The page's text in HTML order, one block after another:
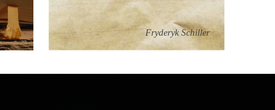
Fryderyk Schiller